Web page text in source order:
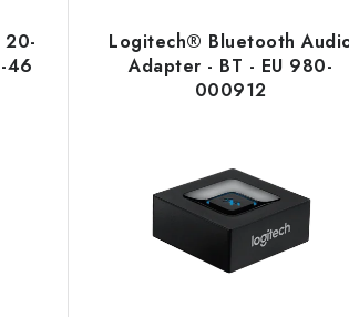
20-
46
Logitech® Bluetooth
Adapter - BT - EU 980-
000912